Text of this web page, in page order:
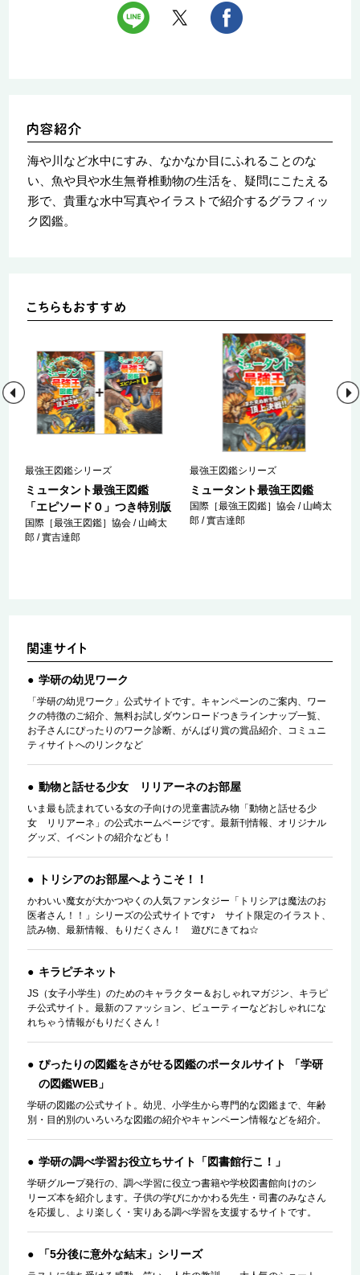
海や川など水中にすみ、なかなか目にふれることのな
い、魚や貝や水生無脊椎動物の生活を、疑問にこたえる
形で、貴重な水中写真やイラストで紹介するグラフィッ
ク図鑑。
最強王図鑑シリーズ
ミュータント最強王図鑑
「エピソード０」つき特別版
国際［最強王図鑑］協会 / 山崎太
郎 / 實吉達郎
最強王図鑑シリーズ
ミュータント最強王図鑑
国際［最強王図鑑］協会 / 山崎太
郎 / 實吉達郎
学研の幼児ワーク
「学研の幼児ワーク」公式サイトです。キャンペーンのご案内、ワー
クの特徴のご紹介、無料お試しダウンロードつきラインナップ一覧、
お子さんにぴったりのワーク診断、がんばり賞の賞品紹介、コミュニ
ティサイトへのリンクなど
動物と話せる少女 リリアーネのお部屋
いま最も読まれている女の子向けの児童書読み物「動物と話せる少
女 リリアーネ」の公式ホームページです。最新刊情報、オリジナル
グッズ、イベントの紹介なども！
トリシアのお部屋へようこそ！！
かわいい魔女が大かつやくの人気ファンタジー「トリシアは魔法のお
医者さん！！」シリーズの公式サイトです♪ サイト限定のイラスト、
読み物、最新情報、もりだくさん！ 遊びにきてね☆
キラピチネット
JS（女子小学生）のためのキャラクター＆おしゃれマガジン、キラピ
チ公式サイト。最新のファッション、ビューティーなどおしゃれにな
れちゃう情報がもりだくさん！
ぴったりの図鑑をさがせる図鑑のポータルサイト 「学研
の図鑑WEB」
学研の図鑑の公式サイト。幼児、小学生から専門的な図鑑まで、年齢
別・目的別のいろいろな図鑑の紹介やキャンペーン情報などを紹介。
学研の調べ学習お役立ちサイト「図書館行こ！」
学研グループ発行の、調べ学習に役立つ書籍や学校図書館向けのシ
リーズ本を紹介します。子供の学びにかかわる先生・司書のみなさん
を応援し、より楽しく・実りある調べ学習を支援するサイトです。
「5分後に意外な結末」シリーズ